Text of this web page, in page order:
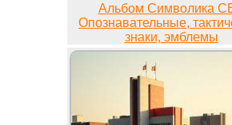
Альбом Символика
Опознавательные,
знаки, эмблемы